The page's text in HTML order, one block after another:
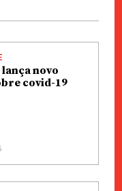
novo
covid-19